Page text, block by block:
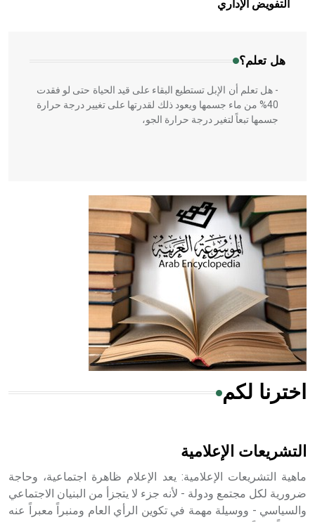
التفويض الإداري
هل تعلم؟
المعمار على بناء مداميكه وخاصة في الواجهات
- هل تعلم أن الإبل تستطيع البقاء على قيد الحياة حتى لو فقدت
40% من ماء جسمها ويعود ذلك لقدرتها على تغيير درجة حرارة
جسمها تبعاً لتغير درجة حرارة الجو،
- هل تعلم أن أبقراط كتب في الطب أربعة مؤلفات هي:
الحكم، الأدلة، تنظيم التغذية، ورسالته في جروح الرأس. ويعود
له الفضل بأنه حرر الطب من الدين والفلسفة.
- هل تعلم أن المرجان إفراز حيواني يتكون في البحر ويتركب
من مادة كربونات الكلسيوم، وهو أحمر أو شديد الحمرة وهو
أجود أنواعه، ويمتاز بكبر الحجم ويسمى الش
هل تعلم أن الأبسيد كلمة فرنسية اللفظ تم اعتمادها مصطلحاً
- هل تعلم أن أبجر Abgar اسم معروف جيداً يعود إلى عدد من
اخترنا لكم
التشريعات الإعلامية
ماهية التشريعات الإعلامية: يعد الإعلام ظاهرة اجتماعية، وحاجة
ضرورية لكل مجتمع ودولة - لأنه جزء لا يتجزأ من البنيان الاجتماعي
والسياسي - ووسيلة مهمة في تكوين الرأي العام ومنبراً معبراً عنه